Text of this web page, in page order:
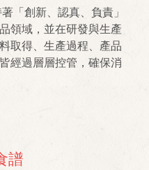
「創新、認真、負責」
領域，並在研發與生產
取得、生產過程、產品
經過層層控管，確保消
譜